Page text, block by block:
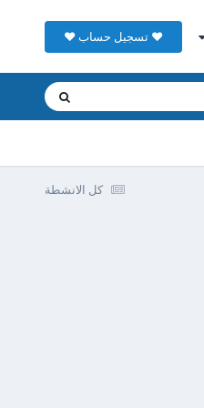
♥ تسجيل حساب ♥
كل الانشطة